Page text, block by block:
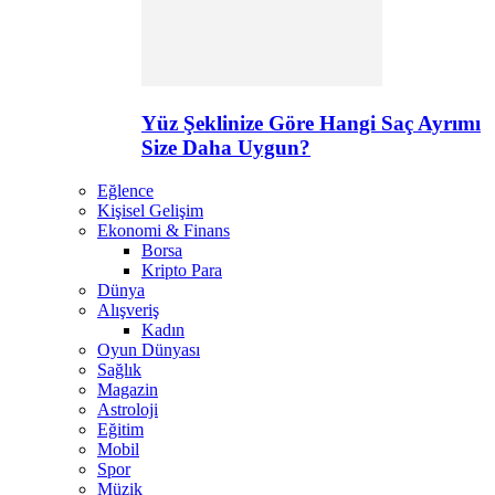
Yüz Şeklinize Göre Hangi Saç Ayrımı
Size Daha Uygun?
Eğlence
Kişisel Gelişim
Ekonomi & Finans
Borsa
Kripto Para
Dünya
Alışveriş
Kadın
Oyun Dünyası
Sağlık
Magazin
Astroloji
Eğitim
Mobil
Spor
Müzik